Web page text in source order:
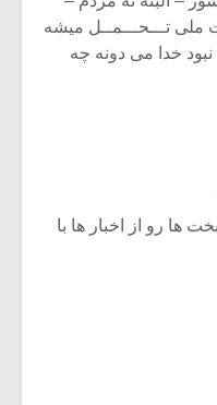
ملی تـــحـــمــل میشه
خدا می دونه چه
ها رو از اخبار ها با